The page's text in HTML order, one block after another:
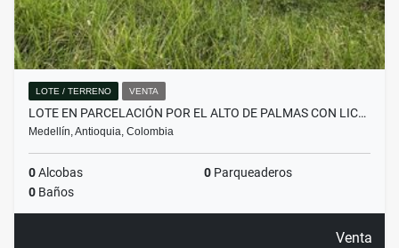
LOTE / TERRENO VENTA
LOTE EN PARCELACIÓN POR EL ALTO DE PALMAS CON LIC…
Medellín, Antioquia, Colombia
0Alcobas 0 Parqueaderos
0 Baños
Venta